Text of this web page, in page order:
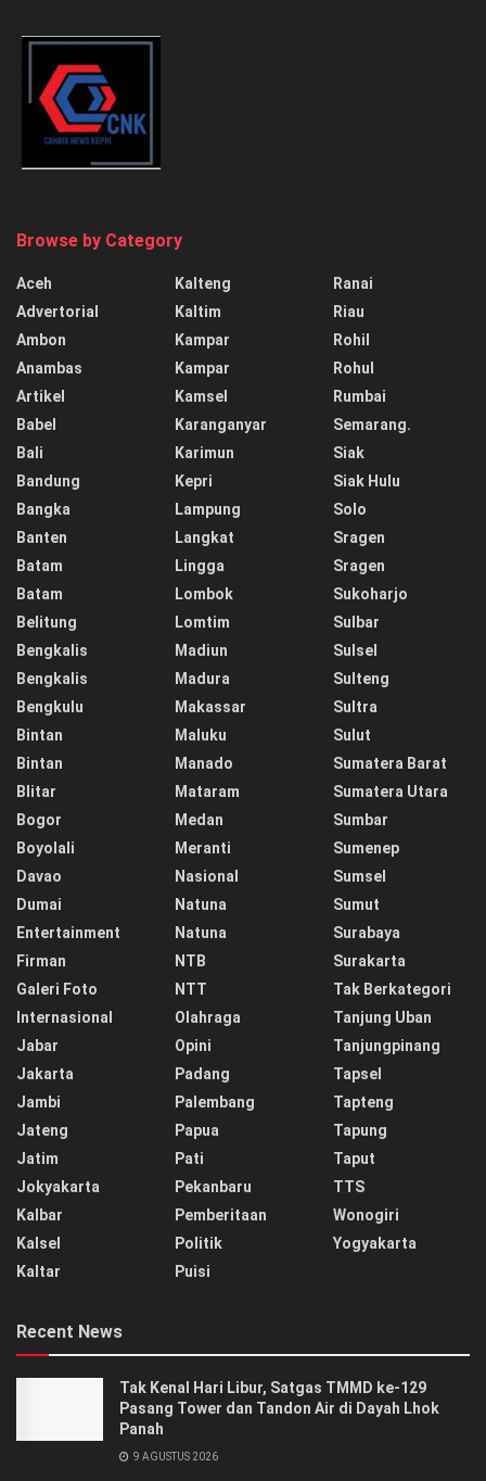
Browse by Category
Aceh
Advertorial
Ambon
Anambas
Artikel
Babel
Bali
Bandung
Bangka
Banten
Batam
Batam
Belitung
Bengkalis
Bengkalis
Bengkulu
Bintan
Bintan
Blitar
Bogor
Boyolali
Davao
Dumai
Entertainment
Firman
Galeri Foto
Internasional
Jabar
Jakarta
Jambi
Jateng
Jatim
Jokyakarta
Kalbar
Kalsel
Kaltar
Kalteng
Kaltim
Kampar
Kampar
Kamsel
Karanganyar
Karimun
Kepri
Lampung
Langkat
Lingga
Lombok
Lomtim
Madiun
Madura
Makassar
Maluku
Manado
Mataram
Medan
Meranti
Nasional
Natuna
Natuna
NTB
NTT
Olahraga
Opini
Padang
Palembang
Papua
Pati
Pekanbaru
Pemberitaan
Politik
Puisi
Ranai
Riau
Rohil
Rohul
Rumbai
Semarang.
Siak
Siak Hulu
Solo
Sragen
Sragen
Sukoharjo
Sulbar
Sulsel
Sulteng
Sultra
Sulut
Sumatera Barat
Sumatera Utara
Sumbar
Sumenep
Sumsel
Sumut
Surabaya
Surakarta
Tak Berkategori
Tanjung Uban
Tanjungpinang
Tapsel
Tapteng
Tapung
Taput
TTS
Wonogiri
Yogyakarta
Recent News
Tak Kenal Hari Libur, Satgas TMMD ke-129
Pasang Tower dan Tandon Air di Dayah Lhok
Panah
9 AGUSTUS 2026